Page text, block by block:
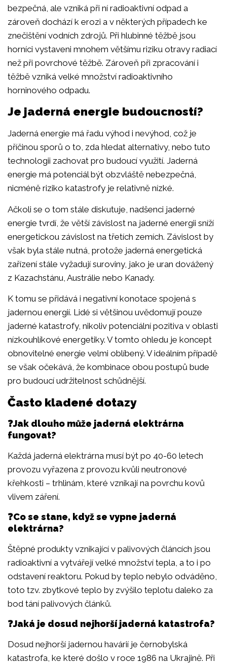
bezpečná, ale vzniká při ní radioaktivní odpad a
zároveň dochází k erozi a v některých případech ke
znečištění vodních zdrojů. Při hlubinné těžbě jsou
horníci vystaveni mnohem většímu riziku otravy radiací
než při povrchové těžbě. Zároveň při zpracování i
těžbě vzniká velké množství radioaktivního
horninového odpadu.
Je jaderná energie budoucností?
Jaderná energie má řadu výhod i nevýhod, což je
příčinou sporů o to, zda hledat alternativy, nebo tuto
technologii zachovat pro budoucí využití. Jaderná
energie má potenciál být obzvláště nebezpečná,
nicméně riziko katastrofy je relativně nízké.
Ačkoli se o tom stále diskutuje, nadšenci jaderné
energie tvrdí, že větší závislost na jaderné energii sníží
energetickou závislost na třetích zemích. Závislost by
však byla stále nutná, protože jaderná energetická
zařízení stále vyžadují suroviny, jako je uran dovážený
z Kazachstánu, Austrálie nebo Kanady.
K tomu se přidává i negativní konotace spojená s
jadernou energií. Lidé si většinou uvědomují pouze
jaderné katastrofy, nikoliv potenciální pozitiva v oblasti
nízkouhlíkové energetiky. V tomto ohledu je koncept
obnovitelné energie velmi oblíbený. V ideálním případě
se však očekává, že kombinace obou postupů bude
pro budoucí udržitelnost schůdnější.
Často kladené dotazy
❓Jak dlouho může jaderná elektrárna
fungovat?
Každá jaderná elektrárna musí být po 40-60 letech
provozu vyřazena z provozu kvůli neutronové
křehkosti – trhlinám, které vznikají na povrchu kovů
vlivem záření.
❓Co se stane, když se vypne jaderná
elektrárna?
Štěpné produkty vznikající v palivových článcích jsou
radioaktivní a vytvářejí velké množství tepla, a to i po
odstavení reaktoru. Pokud by teplo nebylo odváděno,
toto tzv. zbytkové teplo by zvýšilo teplotu daleko za
bod tání palivových článků.
❓Jaká je dosud nejhorší jaderná katastrofa?
Dosud nejhorší jadernou havárií je černobylská
katastrofa, ke které došlo v roce 1986 na Ukrajině. Při